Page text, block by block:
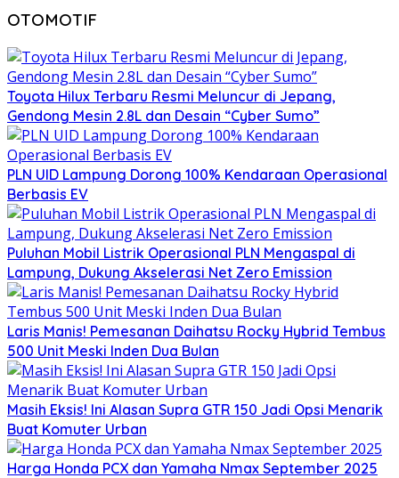
OTOMOTIF
Toyota Hilux Terbaru Resmi Meluncur di Jepang,
Gendong Mesin 2.8L dan Desain “Cyber Sumo”
PLN UID Lampung Dorong 100% Kendaraan Operasional
Berbasis EV
Puluhan Mobil Listrik Operasional PLN Mengaspal di
Lampung, Dukung Akselerasi Net Zero Emission
Laris Manis! Pemesanan Daihatsu Rocky Hybrid Tembus
500 Unit Meski Inden Dua Bulan
Masih Eksis! Ini Alasan Supra GTR 150 Jadi Opsi Menarik
Buat Komuter Urban
Harga Honda PCX dan Yamaha Nmax September 2025